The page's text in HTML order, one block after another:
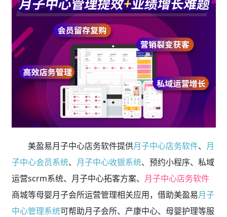
美盈易月子中心店务软件提供月子中心店务软件、 月
子中心会员系统、 月子中心收银系统、预约小程序、私域
运营scrm系统、月子中心拓客方案、 月子中心店务软件
商城等母婴月子会所运营管理相关应用，借助美盈易月子
中心管理系统可帮助月子会所、产康中心、母婴护理等服